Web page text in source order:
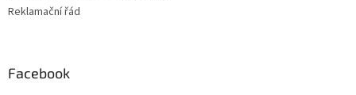
Reklamační řád
Facebook